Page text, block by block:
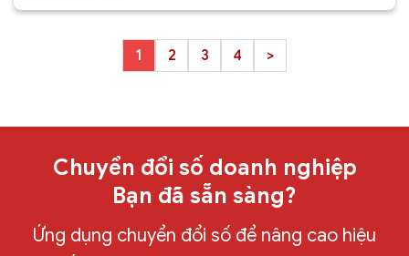
1 2 3 4 >
Chuyển đổi số doanh nghiệp
Bạn đã sẵn sàng?
Ứng dụng chuyển đổi số để nâng cao hiệu